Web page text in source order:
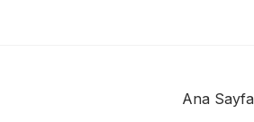
Ana Sayfa